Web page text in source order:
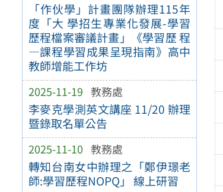
「作伙學」計畫團隊辦理115年
度「大 學招生專業化發展-學習
歷程檔案審議計畫」《學習歷 程
—課程學習成果呈現指南》高中
教師增能工作坊
2025-11-19 教務處
李麥克學測英文講座 11/20 辦理
暨錄取名單公告
2025-11-10 教務處
轉知台南女中辦理之「鄭伊璟老
師:學習歷程NOPQ」 線上研習